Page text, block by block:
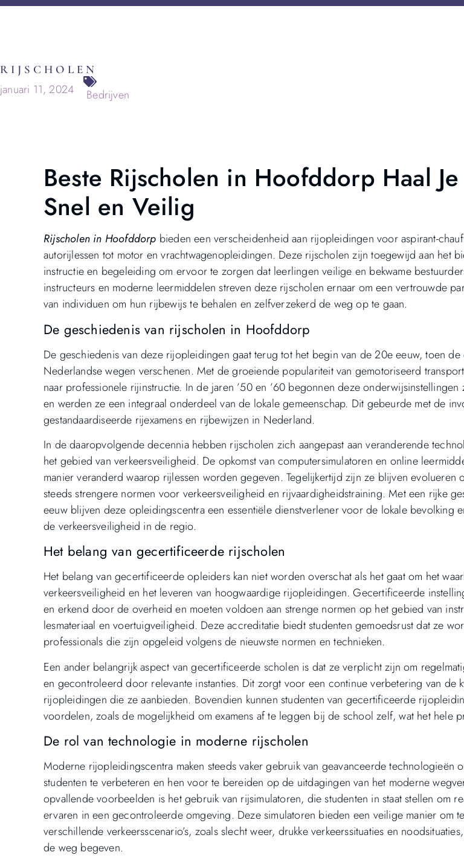
RIJSCHOLEN
januari 11, 2024 Bedrijven
Beste Rijscholen in Hoofddorp Haal
Snel en Veilig
Rijscholen in Hoofddorp bieden een verscheidenheid aan rijopleidingen voor aspirant-
autorijlessen tot motor en vrachtwagenopleidingen. Deze rijscholen zijn toegewijd aan het
instructie en begeleiding om ervoor te zorgen dat leerlingen veilige en bekwame
instructeurs en moderne leermiddelen streven deze rijscholen ernaar om een ​​vertrouwde
van individuen om hun rijbewijs te behalen en zelfverzekerd de weg op te gaan.
De geschiedenis van rijscholen in Hoofddorp
De geschiedenis van deze rijopleidingen gaat terug tot het begin van de 20e eeuw, toen de
Nederlandse wegen verschenen. Met de groeiende populariteit van gemotoriseerd
naar professionele rijinstructie. In de jaren ’50 en ’60 begonnen deze
en werden ze een integraal onderdeel van de lokale gemeenschap. Dit gebeurde met de
gestandaardiseerde rijexamens en rijbewijzen in Nederland.
In de daaropvolgende decennia hebben rijscholen zich aangepast aan veranderende
het gebied van verkeersveiligheid. De opkomst van computersimulatoren en online
manier veranderd waarop rijlessen worden gegeven. Tegelijkertijd zijn ze blijven evolueren
steeds strengere normen voor verkeersveiligheid en rijvaardigheidstraining. Met een rijke
eeuw blijven deze opleidingscentra een essentiële dienstverlener voor de lokale bevolking
de verkeersveiligheid in de regio.
Het belang van gecertificeerde rijscholen
Het belang van gecertificeerde opleiders kan niet worden overschat als het gaat om het
verkeersveiligheid en het leveren van hoogwaardige rijopleidingen. Gecertificeerde
en erkend door de overheid en moeten voldoen aan strenge normen op het gebied van
lesmateriaal en voertuigveiligheid. Deze accreditatie biedt studenten gemoedsrust dat ze
professionals die zijn opgeleid volgens de nieuwste normen en technieken.
Een ander belangrijk aspect van gecertificeerde scholen is dat ze verplicht zijn om
en gecontroleerd door relevante instanties. Dit zorgt voor een continue verbetering van de
rijopleidingen die ze aanbieden. Bovendien kunnen studenten van gecertificeerde
voordelen, zoals de mogelijkheid om examens af te leggen bij de school zelf, wat het hele
De rol van technologie in moderne rijscholen
Moderne rijopleidingscentra maken steeds vaker gebruik van geavanceerde technologieën
studenten te verbeteren en hen voor te bereiden op de uitdagingen van het moderne
opvallende voorbeelden is het gebruik van rijsimulatoren, die studenten in staat stellen om
ervaren in een gecontroleerde omgeving. Deze simulatoren bieden een veilige manier om
verschillende verkeersscenario’s, zoals slecht weer, drukke verkeerssituaties en
de weg begeven.